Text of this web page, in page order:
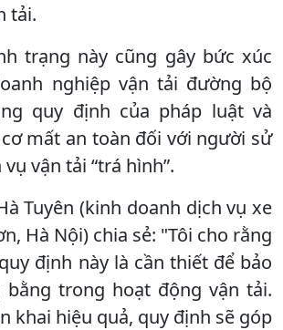
tải.
trạng này cũng gây bức xúc
nghiệp vận tải đường bộ
quy định của pháp luật và
mất an toàn đối với người sử
vận tải “trá hình”.
Tuyên (kinh doanh dịch vụ xe
Hà Nội) chia sẻ: "Tôi cho rằng
định này là cần thiết để bảo
bằng trong hoạt động vận tải.
khai hiệu quả, quy định sẽ góp